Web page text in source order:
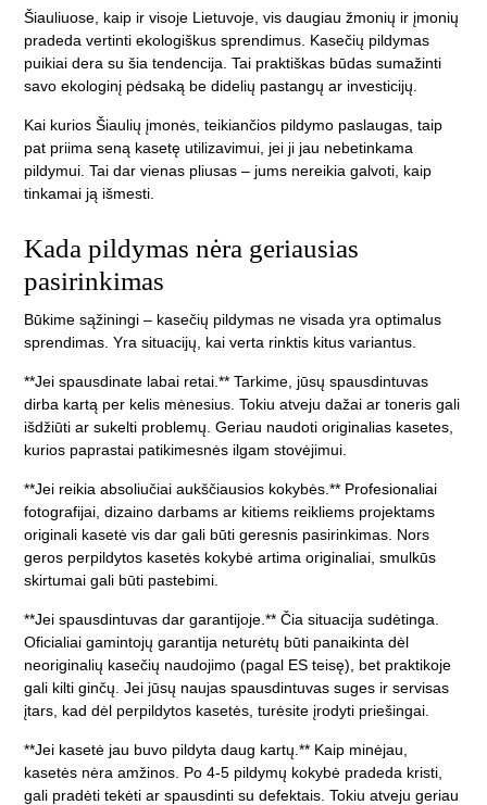
Šiauliuose, kaip ir visoje Lietuvoje, vis daugiau žmonių ir įmonių
pradeda vertinti ekologiškus sprendimus. Kasečių pildymas
puikiai dera su šia tendencija. Tai praktiškas būdas sumažinti
savo ekologinį pėdsaką be didelių pastangų ar investicijų.
Kai kurios Šiaulių įmonės, teikiančios pildymo paslaugas, taip
pat priima seną kasetę utilizavimui, jei ji jau nebetinkama
pildymui. Tai dar vienas pliusas – jums nereikia galvoti, kaip
tinkamai ją išmesti.
Kada pildymas nėra geriausias
pasirinkimas
Būkime sąžiningi – kasečių pildymas ne visada yra optimalus
sprendimas. Yra situacijų, kai verta rinktis kitus variantus.
**Jei spausdinate labai retai.** Tarkime, jūsų spausdintuvas
dirba kartą per kelis mėnesius. Tokiu atveju dažai ar toneris gali
išdžiūti ar sukelti problemų. Geriau naudoti originalias kasetes,
kurios paprastai patikimesnės ilgam stovėjimui.
**Jei reikia absoliučiai aukščiausios kokybės.** Profesionaliai
fotografijai, dizaino darbams ar kitiems reikliems projektams
originali kasetė vis dar gali būti geresnis pasirinkimas. Nors
geros perpildytos kasetės kokybė artima originaliai, smulkūs
skirtumai gali būti pastebimi.
**Jei spausdintuvas dar garantijoje.** Čia situacija sudėtinga.
Oficialiai gamintojų garantija neturėtų būti panaikinta dėl
neoriginalių kasečių naudojimo (pagal ES teisę), bet praktikoje
gali kilti ginčų. Jei jūsų naujas spausdintuvas suges ir servisas
įtars, kad dėl perpildytos kasetės, turėsite įrodyti priešingai.
**Jei kasetė jau buvo pildyta daug kartų.** Kaip minėjau,
kasetės nėra amžinos. Po 4-5 pildymų kokybė pradeda kristi,
gali pradėti tekėti ar spausdinti su defektais. Tokiu atveju geriau